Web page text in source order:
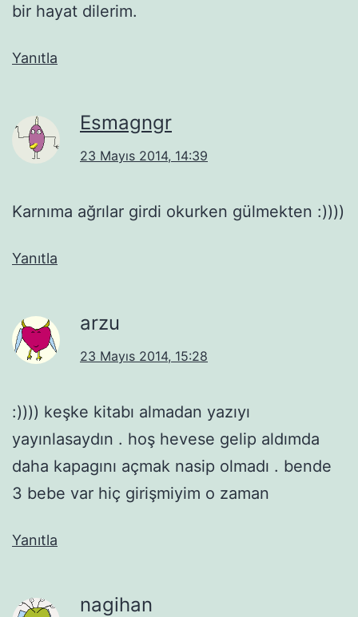
bir hayat dilerim.
Yanıtla
Esmagngr
23 Mayıs 2014, 14:39
Karnıma ağrılar girdi okurken gülmekten :))))
Yanıtla
arzu
23 Mayıs 2014, 15:28
:)))) keşke kitabı almadan yazıyı
yayınlasaydın . hoş hevese gelip aldımda
daha kapagını açmak nasip olmadı . bende
3 bebe var hiç girişmiyim o zaman
Yanıtla
nagihan